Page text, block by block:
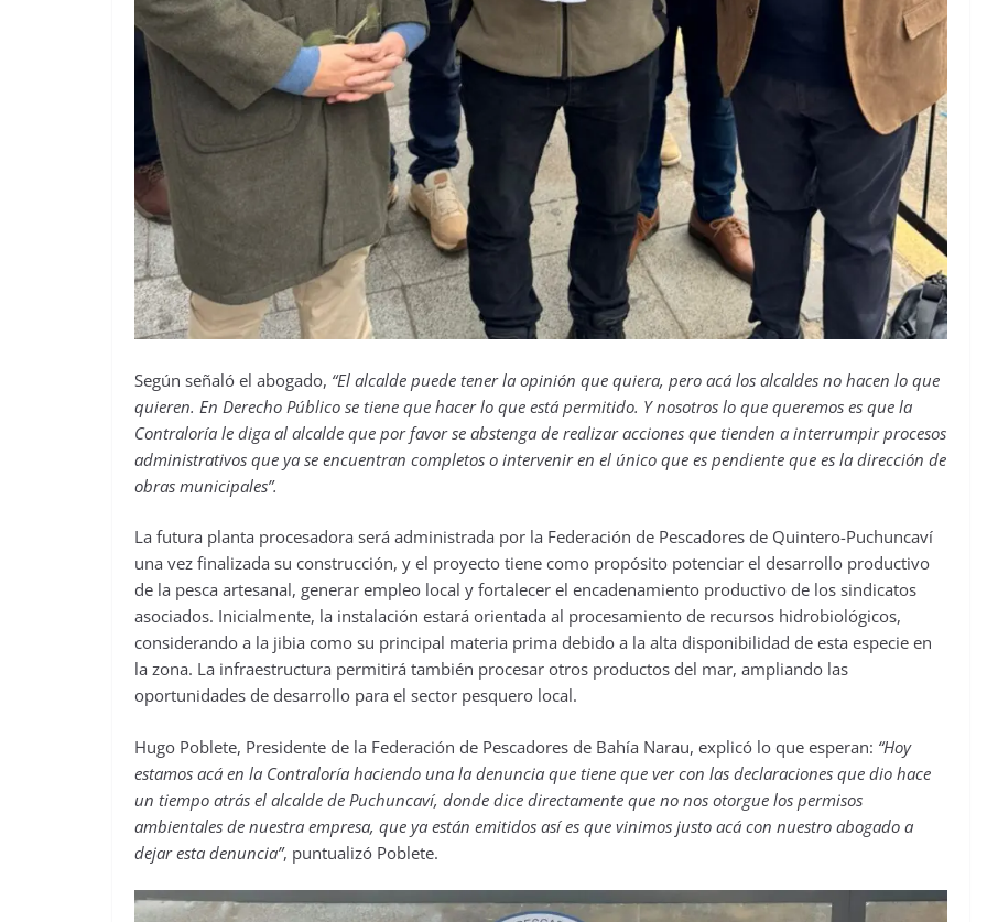
Según señaló el abogado, “El alcalde puede tener la opinión que quiera, pero acá los alcaldes no hacen lo que
quieren. En Derecho Público se tiene que hacer lo que está permitido. Y nosotros lo que queremos es que la
Contraloría le diga al alcalde que por favor se abstenga de realizar acciones que tienden a interrumpir procesos
administrativos que ya se encuentran completos o intervenir en el único que es pendiente que es la dirección de
obras municipales”.
La futura planta procesadora será administrada por la Federación de Pescadores de Quintero-Puchuncaví
una vez finalizada su construcción, y el proyecto tiene como propósito potenciar el desarrollo productivo
de la pesca artesanal, generar empleo local y fortalecer el encadenamiento productivo de los sindicatos
asociados. Inicialmente, la instalación estará orientada al procesamiento de recursos hidrobiológicos,
considerando a la jibia como su principal materia prima debido a la alta disponibilidad de esta especie en
la zona. La infraestructura permitirá también procesar otros productos del mar, ampliando las
oportunidades de desarrollo para el sector pesquero local.
Hugo Poblete, Presidente de la Federación de Pescadores de Bahía Narau, explicó lo que esperan: “Hoy
estamos acá en la Contraloría haciendo una la denuncia que tiene que ver con las declaraciones que dio hace
un tiempo atrás el alcalde de Puchuncaví, donde dice directamente que no nos otorgue los permisos
ambientales de nuestra empresa, que ya están emitidos así es que vinimos justo acá con nuestro abogado a
dejar esta denuncia”, puntualizó Poblete.